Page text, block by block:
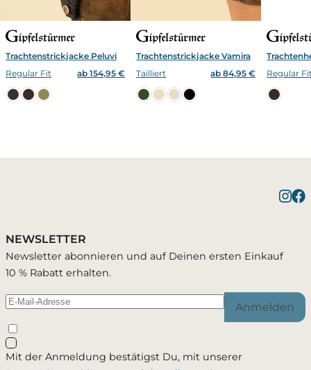
Trachtenstrickjacke Peluvi
Regular Fit
ab 154,95 €
Trachtenstrickjacke Vamira
Tailliert
ab 84,95 €
Regular
Warenkorb ansehen
Du wirst per E-Mail benachrichtigt, sobald der
Artikel wieder verfügbar ist.
Ja, ich möchte - jederzeit widerruflich - per Mail
NEWSLETTER
Newsletter abonnieren und auf Deinen ersten Einkauf
10 % Rabatt erhalten.
Anmelden
Mit der Anmeldung bestätigst Du, mit unserer